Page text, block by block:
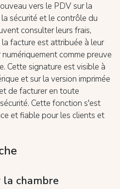
vers le PDV sur la
sécurité et le contrôle du
consulter leurs frais,
facture est attribuée à leur
comme preuve
Cette signature est visible à
et sur la version imprimée
de facturer en toute
Cette fonction s'est
et fiable pour les clients et
chambre